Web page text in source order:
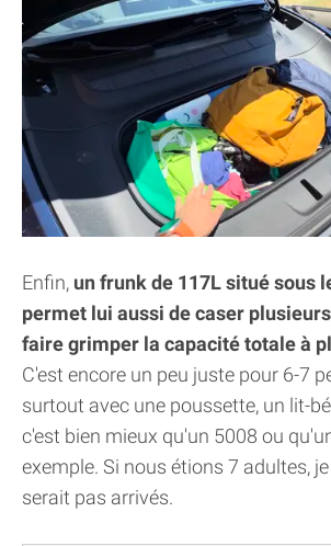
Enfin, un frunk de 117L situé sous
permet lui aussi de caser
faire grimper la capacité totale à
C'est encore un peu juste pour 6-7
surtout avec une poussette, un lit-
c'est bien mieux qu'un 5008 ou
exemple. Si nous étions 7 adultes,
serait pas arrivés.